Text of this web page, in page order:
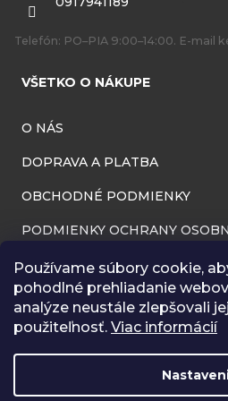
Používame súbory cookie,
pohodlné prehliadanie
analýze neustále zlepšovali
použiteľnosť. Viac informácií
Telefón: PO–PIA 9:00–14:00. E-mail
VŠETKO O NÁKUPE
O NÁS
DOPRAVA A PLATBA
OBCHODNÉ PODMIENKY
PODMIENKY OCHRANY
INFORMÁCIE O
REKLAMAČNÝ PORIADOK
ODSTÚPENIE OD ZMLUVY